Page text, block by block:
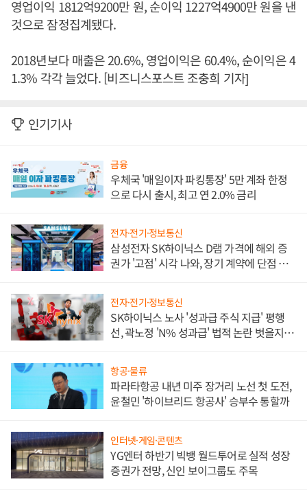
영업이익 1812억9200만 원, 순이익 1227억4900만 원을 낸
것으로 잠정집계됐다.
2018년보다 매출은 20.6%, 영업이익은 60.4%, 순이익은 4
1.3% 각각 늘었다. [비즈니스포스트 조충희 기자]
인기기사
금융
우체국 '매일이자 파킹통장' 5만 계좌 한정
으로 다시 출시, 최고 연 2.0% 금리
전자·전기·정보통신
삼성전자 SK하이닉스 D램 가격에 해외 증
권가 '고점' 시각 나와, 장기 계약에 단점 부
전자·전기·정보통신
SK하이닉스 노사 '성과급 주식 지급' 평행
선, 곽노정 'N% 성과급' 법적 논란 벗을지 주
항공·물류
파라타항공 내년 미주 장거리 노선 첫 도전,
윤철민 '하이브리드 항공사' 승부수 통할까
인터넷·게임·콘텐츠
YG엔터 하반기 빅뱅 월드투어로 실적 성장
증권가 전망, 신인 보이그룹도 주목